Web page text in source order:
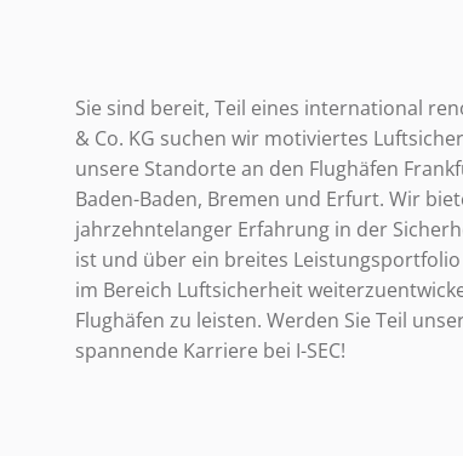
Sie sind bereit, Teil eines international
& Co. KG suchen wir motiviertes
unsere Standorte an den Flughäfen
Baden-Baden, Bremen und Erfurt. Wir
jahrzehntelanger Erfahrung in der
ist und über ein breites
im Bereich Luftsicherheit
Flughäfen zu leisten. Werden Sie Teil
spannende Karriere bei I-SEC!